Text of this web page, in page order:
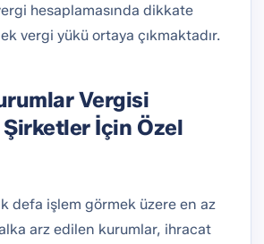
hesaplamasında dikkate
vergi yükü ortaya çıkmaktadır.
Vergisi
İçin Özel
defa işlem görmek üzere en az
arz edilen kurumlar, ihracat